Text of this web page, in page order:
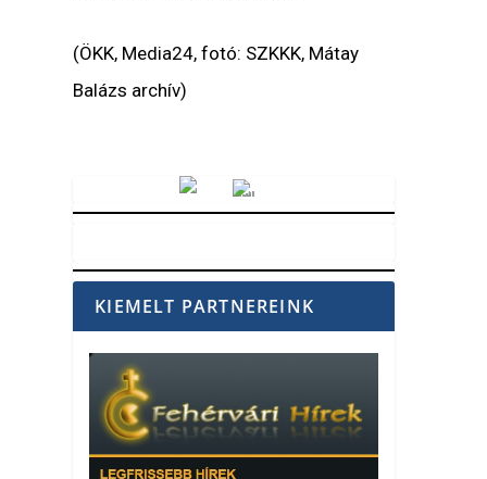
(ÖKK, Media24, fotó: SZKKK, Mátay
Balázs archív)
KIEMELT PARTNEREINK